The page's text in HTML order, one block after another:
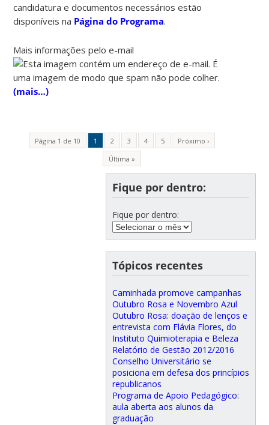
candidatura e documentos necessários estão
disponíveis na Página do Programa.
Mais informações pelo e-mail
(mais…)
Página 1 de 10 1 2 3 4 5
Próximo ›
Última »
Fique por dentro:
Fique por dentro:
Tópicos recentes
Caminhada promove campanhas
Outubro Rosa e Novembro Azul
Outubro Rosa: doação de lenços e
entrevista com Flávia Flores, do
Instituto Quimioterapia e Beleza
Relatório de Gestão 2012/2016
Conselho Universitário se
posiciona em defesa dos princípios
republicanos
Programa de Apoio Pedagógico:
aula aberta aos alunos da
graduação